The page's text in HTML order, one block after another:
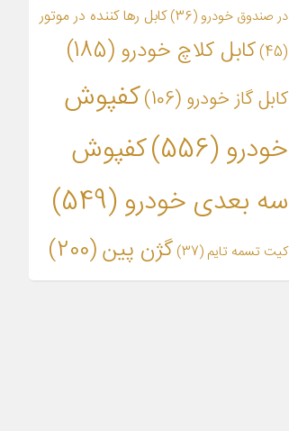
در صندوق خودرو (36)
کابل رها کننده در موتور
(45)
کابل کلاچ خودرو (185)
کابل گاز خودرو (106)
کفپوش
خودرو(556)
کفپوش
سه بعدی خودرو(549)
کیت تسمه تایم (37) گژن پین(200)